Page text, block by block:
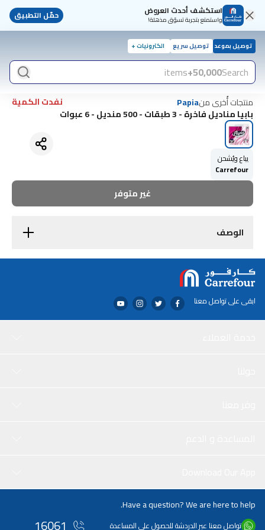
استكشف أحدث العروض
واستمتع بتجربة تسوّق مذهلة! حمّل التطبيق
توصيل بموعد توصيل سريع الكترونيات +
Search
50,000+
items
منتجات أُخرى منPapia
نفدت الكمية
بابيا مناديل فاخرة - 3 طبقات - 500 منديل - 6 عبوات
يباع ويُشحن
Carrefour
غير متوفر
الوصف
ابقى على تواصل معنا
Have a question? We are here to help.
تواصل معنا عبر الدردشة للحصول على المساعدة 16061